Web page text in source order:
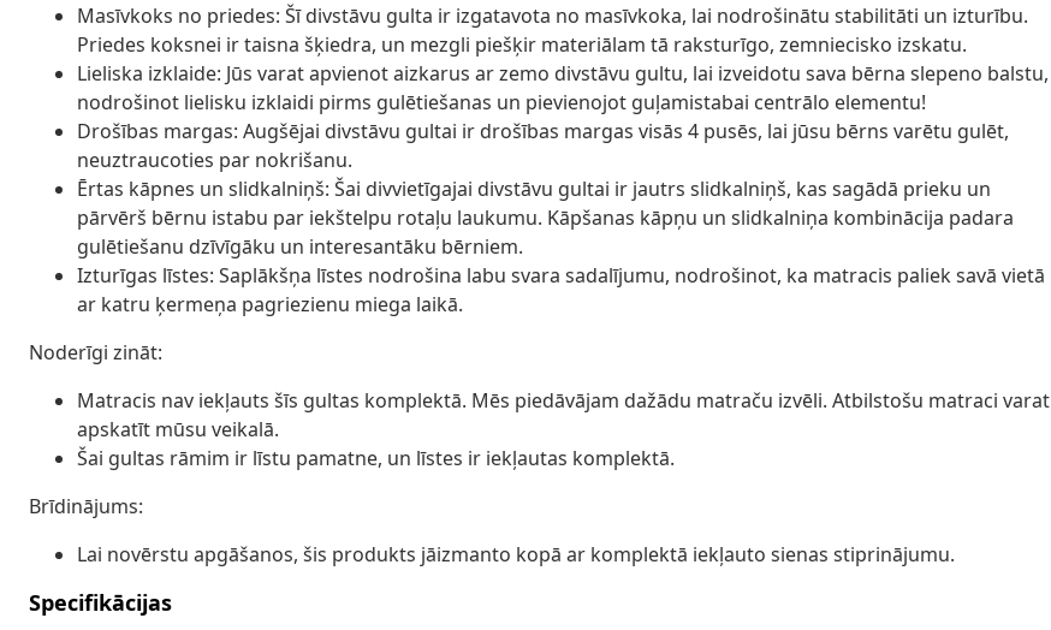
Masīvkoks no priedes: Šī divstāvu gulta ir izgatavota no masīvkoka, lai nodrošinātu stabilitāti un izturību.
Priedes koksnei ir taisna šķiedra, un mezgli piešķir materiālam tā raksturīgo, zemniecisko izskatu.
Lieliska izklaide: Jūs varat apvienot aizkarus ar zemo divstāvu gultu, lai izveidotu sava bērna slepeno balstu,
nodrošinot lielisku izklaidi pirms gulētiešanas un pievienojot guļamistabai centrālo elementu!
Drošības margas: Augšējai divstāvu gultai ir drošības margas visās 4 pusēs, lai jūsu bērns varētu gulēt,
neuztraucoties par nokrišanu.
Ērtas kāpnes un slidkalniņš: Šai divvietīgajai divstāvu gultai ir jautrs slidkalniņš, kas sagādā prieku un
pārvērš bērnu istabu par iekštelpu rotaļu laukumu. Kāpšanas kāpņu un slidkalniņa kombinācija padara
gulētiešanu dzīvīgāku un interesantāku bērniem.
Izturīgas līstes: Saplākšņa līstes nodrošina labu svara sadalījumu, nodrošinot, ka matracis paliek savā vietā
ar katru ķermeņa pagriezienu miega laikā.
Noderīgi zināt:
Matracis nav iekļauts šīs gultas komplektā. Mēs piedāvājam dažādu matraču izvēli. Atbilstošu matraci varat
apskatīt mūsu veikalā.
Šai gultas rāmim ir līstu pamatne, un līstes ir iekļautas komplektā.
Brīdinājums:
Lai novērstu apgāšanos, šis produkts jāizmanto kopā ar komplektā iekļauto sienas stiprinājumu.
Specifikācijas